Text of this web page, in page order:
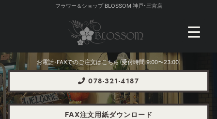
フラワー＆ショップ BLOSSOM 神戸・三宮店
お電話・FAXでのご注文はこちら（受付時間 9:00〜23:00）
078-321-4187
FAX注文用紙ダウンロード